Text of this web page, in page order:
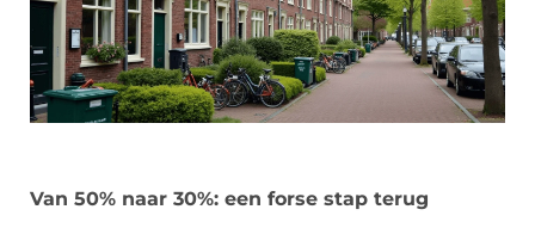
Van 50% naar 30%: een forse stap terug